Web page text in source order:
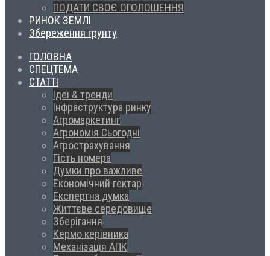
ПОДАТИ СВОЄ ОГОЛОШЕННЯ
РИНОК ЗЕМЛІ
Збереження грунту
ГОЛОВНА
СПЕЦТЕМА
СТАТТІ
Ідеї & тренди
Інфраструктура ринку
Агромаркетинг
Агрономія Сьогодні
Агрострахування
Гість номера
Думки про важливе
Економічний гектар
Експертна думка
Життєве середовище
Зберігання
Кермо керівника
Механізація АПК